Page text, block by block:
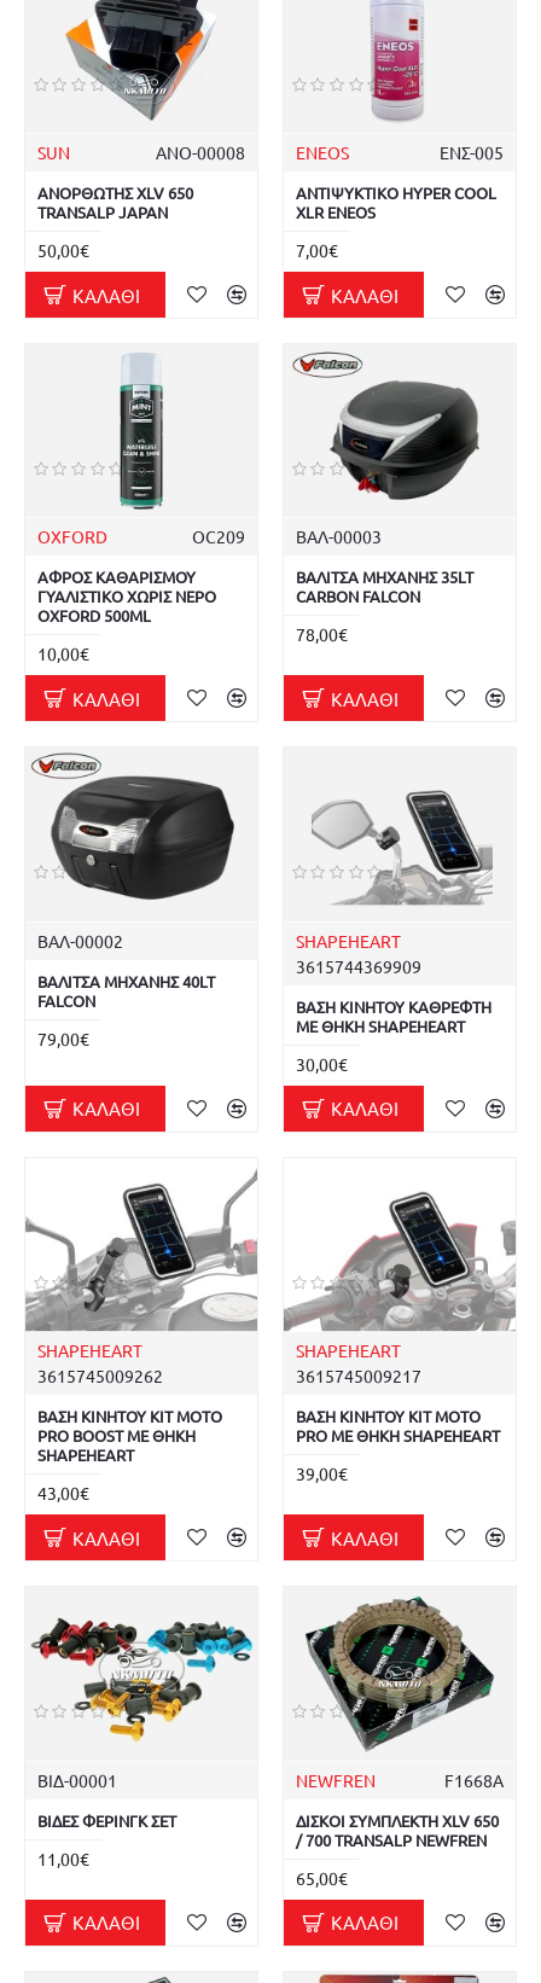
SUN ΑΝΟ-00008
ΑΝΟΡΘΩΤΗΣ XLV 650
TRANSALP JAPAN
50,00€
ΚΑΛΆΘΙ
ENEOS ΕΝΣ-005
ΑΝΤΙΨΥΚΤΙΚΟ HYPER COOL
XLR ENEOS
7,00€
ΚΑΛΆΘΙ
OXFORD OC209
ΑΦΡΟΣ ΚΑΘΑΡΙΣΜΟΥ
ΓΥΑΛΙΣΤΙΚΟ ΧΩΡΙΣ ΝΕΡΟ
OXFORD 500ML
10,00€
ΚΑΛΆΘΙ
ΒΑΛ-00003
ΒΑΛΙΤΣΑ ΜΗΧΑΝΗΣ 35LT
CARBON FALCON
78,00€
ΚΑΛΆΘΙ
ΒΑΛ-00002
ΒΑΛΙΤΣΑ ΜΗΧΑΝΗΣ 40LT
FALCON
79,00€
ΚΑΛΆΘΙ
SHAPEHEART
3615744369909
ΒΑΣΗ ΚΙΝΗΤΟΥ ΚΑΘΡΕΦΤΗ
ΜΕ ΘΗΚΗ SHAPEHEART
30,00€
ΚΑΛΆΘΙ
SHAPEHEART
3615745009262
ΒΑΣΗ ΚΙΝΗΤΟΥ ΚΙΤ MOTO
PRO BOOST ΜΕ ΘΗΚΗ
SHAPEHEART
43,00€
ΚΑΛΆΘΙ
SHAPEHEART
3615745009217
ΒΑΣΗ ΚΙΝΗΤΟΥ ΚΙΤ MOTO
PRO ΜΕ ΘΗΚΗ SHAPEHEART
39,00€
ΚΑΛΆΘΙ
ΒΙΔ-00001
ΒΙΔΕΣ ΦΕΡΙΝΓΚ ΣΕΤ
11,00€
ΚΑΛΆΘΙ
NEWFREN F1668A
ΔΙΣΚΟΙ ΣΥΜΠΛΕΚΤΗ XLV 650
/ 700 TRANSALP NEWFREN
65,00€
ΚΑΛΆΘΙ